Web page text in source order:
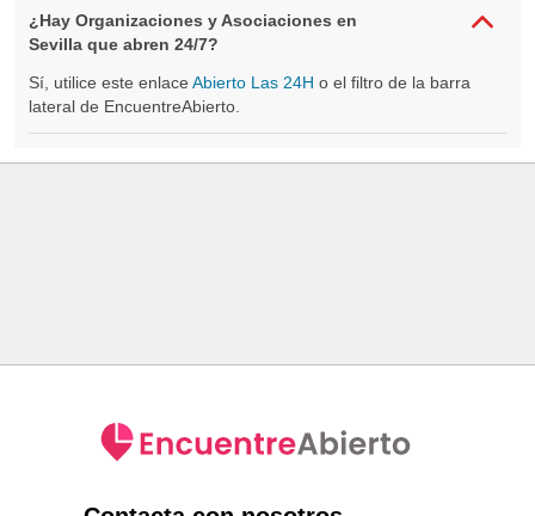
¿Hay Organizaciones y Asociaciones en
Sevilla que abren 24/7?
Sí, utilice este enlace Abierto Las 24H o el filtro de la barra
lateral de EncuentreAbierto.